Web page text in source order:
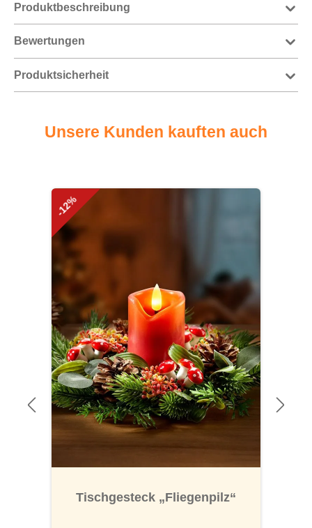
Produktbeschreibung
Bewertungen
Produktsicherheit
Unsere Kunden kauften auch
Produktgalerie überspringen
-12%
Tischgesteck „Fliegenpilz“